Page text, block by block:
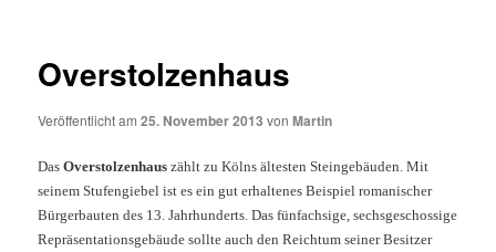
Overstolzenhaus
Veröffentlicht am25. November 2013 vonMartin
DasOverstolzenhaus zählt zu Kölns ältesten Steingebäuden. Mit
seinem Stufengiebel ist es ein gut erhaltenes Beispiel romanischer
Bürgerbauten des 13. Jahrhunderts. Das fünfachsige, sechsgeschossige
Repräsentationsgebäude sollte auch den Reichtum seiner Besitzer